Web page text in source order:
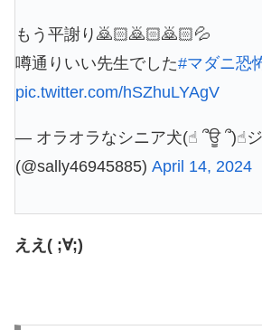
もう平謝り🙇🏻🙇🏻🙇🏻💦
噂通りいい先生でした#マダニ恐
pic.twitter.com/hSZhuLYAgV
— オラオラなシニア犬(☝︎ ՞ਊ ՞)☝︎
(@sally46945885) April 14, 2024
ええ( ;∀;)